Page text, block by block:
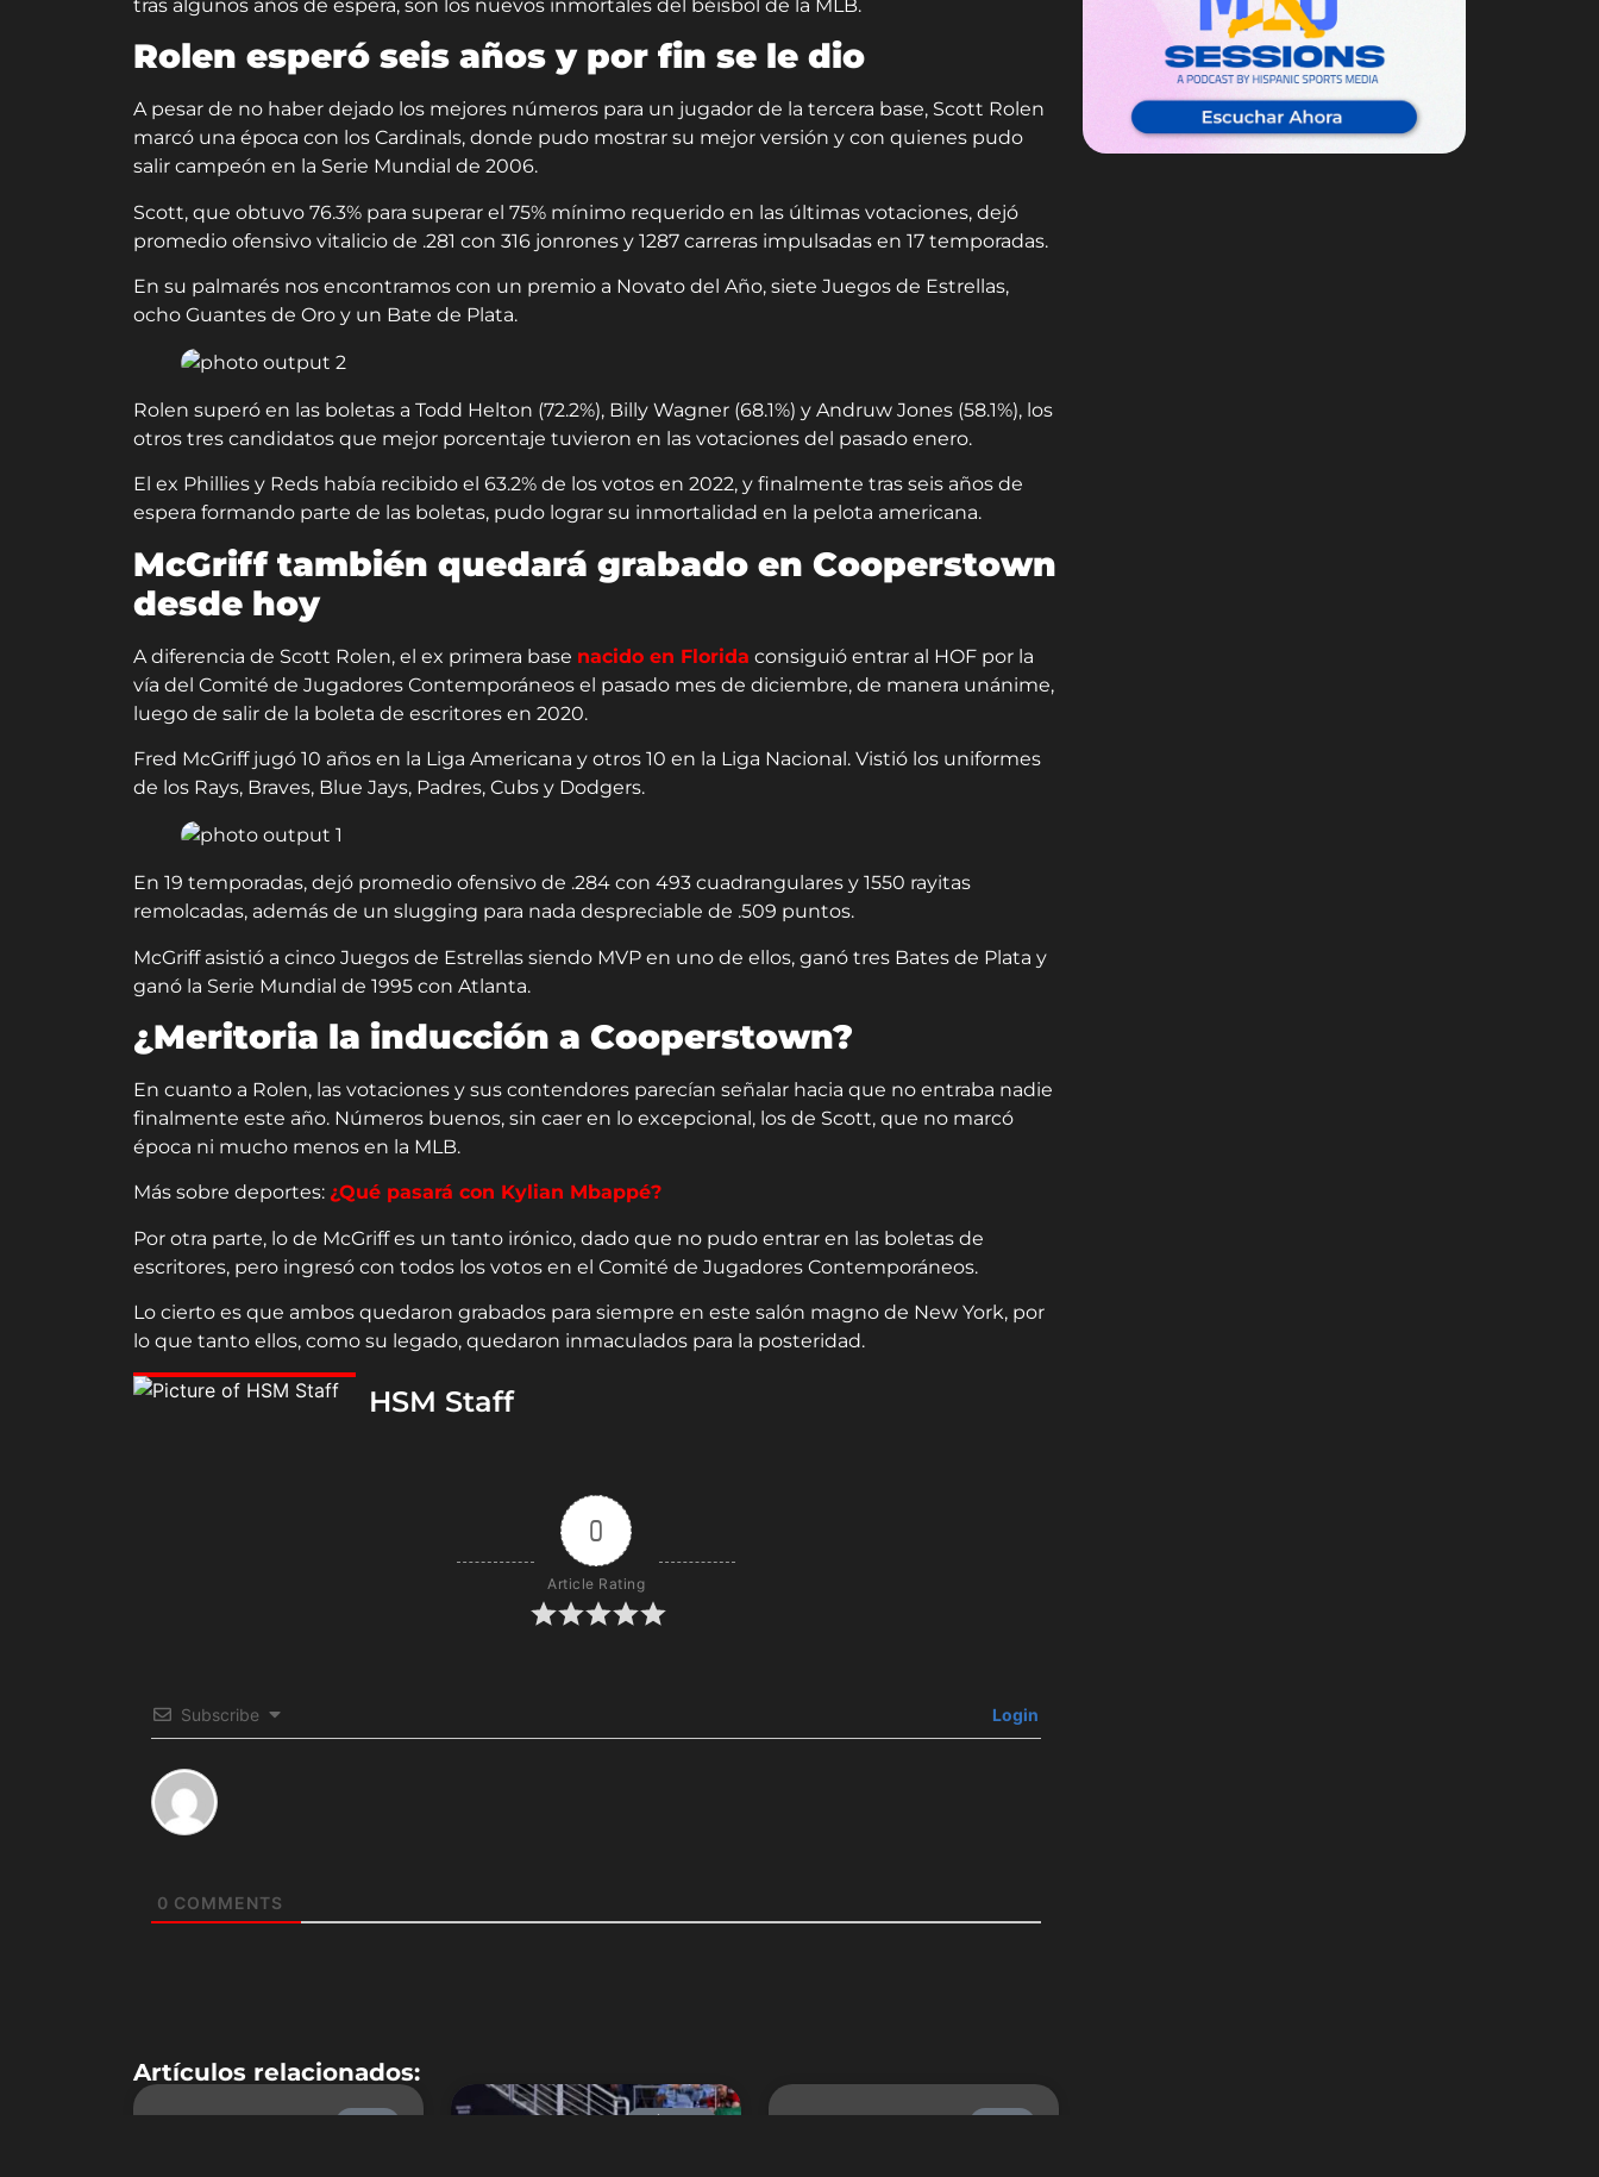
tras algunos años de espera, son los nuevos inmortales del béisbol de la MLB.
Rolen esperó seis años y por fin se le dio
A pesar de no haber dejado los mejores números para un jugador de la tercera base, Scott Rolen
marcó una época con los Cardinals, donde pudo mostrar su mejor versión y con quienes pudo
salir campeón en la Serie Mundial de 2006.
Scott, que obtuvo 76.3% para superar el 75% mínimo requerido en las últimas votaciones, dejó
promedio ofensivo vitalicio de .281 con 316 jonrones y 1287 carreras impulsadas en 17 temporadas.
En su palmarés nos encontramos con un premio a Novato del Año, siete Juegos de Estrellas,
ocho Guantes de Oro y un Bate de Plata.
Rolen superó en las boletas a Todd Helton (72.2%), Billy Wagner (68.1%) y Andruw Jones (58.1%), los
otros tres candidatos que mejor porcentaje tuvieron en las votaciones del pasado enero.
El ex Phillies y Reds había recibido el 63.2% de los votos en 2022, y finalmente tras seis años de
espera formando parte de las boletas, pudo lograr su inmortalidad en la pelota americana.
McGriff también quedará grabado en Cooperstown
desde hoy
A diferencia de Scott Rolen, el ex primera base nacido en Florida consiguió entrar al HOF por la
vía del Comité de Jugadores Contemporáneos el pasado mes de diciembre, de manera unánime,
luego de salir de la boleta de escritores en 2020.
Fred McGriff jugó 10 años en la Liga Americana y otros 10 en la Liga Nacional. Vistió los uniformes
de los Rays, Braves, Blue Jays, Padres, Cubs y Dodgers.
En 19 temporadas, dejó promedio ofensivo de .284 con 493 cuadrangulares y 1550 rayitas
remolcadas, además de un slugging para nada despreciable de .509 puntos.
McGriff asistió a cinco Juegos de Estrellas siendo MVP en uno de ellos, ganó tres Bates de Plata y
ganó la Serie Mundial de 1995 con Atlanta.
¿Meritoria la inducción a Cooperstown?
En cuanto a Rolen, las votaciones y sus contendores parecían señalar hacia que no entraba nadie
finalmente este año. Números buenos, sin caer en lo excepcional, los de Scott, que no marcó
época ni mucho menos en la MLB.
Más sobre deportes: ¿Qué pasará con Kylian Mbappé?
Por otra parte, lo de McGriff es un tanto irónico, dado que no pudo entrar en las boletas de
escritores, pero ingresó con todos los votos en el Comité de Jugadores Contemporáneos.
Lo cierto es que ambos quedaron grabados para siempre en este salón magno de New York, por
lo que tanto ellos, como su legado, quedaron inmaculados para la posteridad.
HSM Staff
0
Article Rating
Subscribe Login
0 COMMENTS
Artículos relacionados: